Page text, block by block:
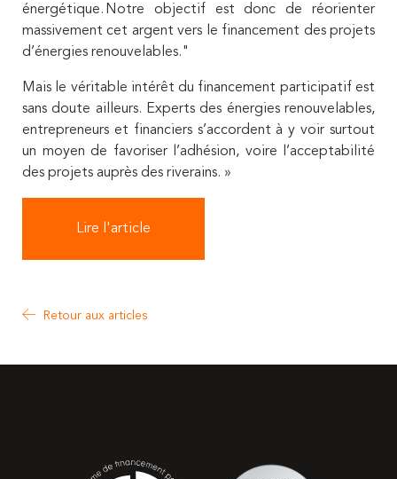
énergétique. Notre objectif est donc de réorienter
massivement cet argent vers le financement des projets
d’énergies renouvelables."
Mais le véritable intérêt du financement participatif est
sans doute ailleurs. Experts des énergies renouvelables,
entrepreneurs et financiers s’accordent à y voir surtout
un moyen de favoriser l’adhésion, voire l’acceptabilité
des projets auprès des riverains. »
Lire l'article
Retour aux articles